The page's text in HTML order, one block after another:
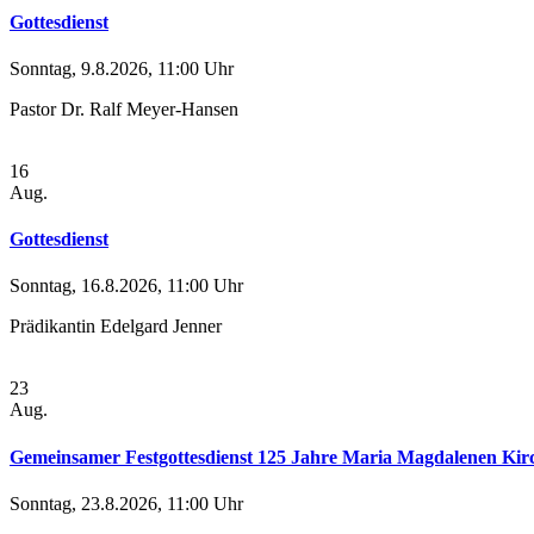
Gottesdienst
Sonntag, 9.8.2026, 11:00 Uhr
Pastor Dr. Ralf Meyer-Hansen
16
Aug.
Gottesdienst
Sonntag, 16.8.2026, 11:00 Uhr
Prädikantin Edelgard Jenner
23
Aug.
Gemeinsamer Festgottesdienst 125 Jahre Maria Magdalenen
Sonntag, 23.8.2026, 11:00 Uhr